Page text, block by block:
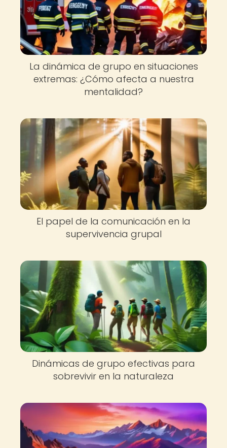
La dinámica de grupo en situaciones
extremas: ¿Cómo afecta a nuestra
mentalidad?
El papel de la comunicación en la
supervivencia grupal
Dinámicas de grupo efectivas para
sobrevivir en la naturaleza